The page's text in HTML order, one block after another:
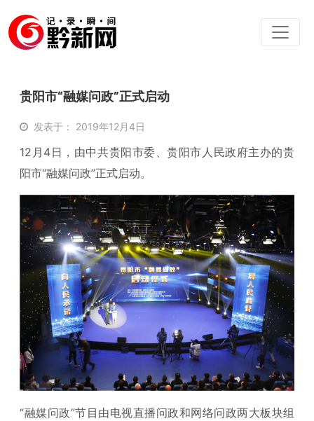
贵阳市“融媒问政”正式启动
发表于： 2019年12月4日
12月4日，由中共贵阳市委、贵阳市人民政府主办的贵
阳市“融媒问政”正式启动。
“融媒问政”节目由电视直播问政和网络问政两大板块组